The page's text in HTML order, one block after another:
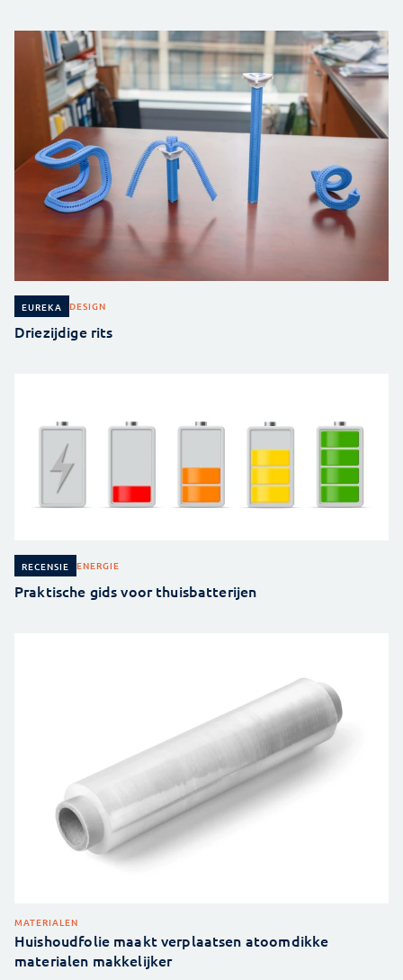
EUREKA DESIGN
Driezijdige rits
RECENSIE ENERGIE
Praktische gids voor thuisbatterijen
MATERIALEN
Huishoudfolie maakt verplaatsen atoomdikke
materialen makkelijker